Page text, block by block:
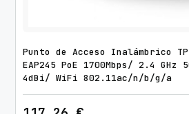
Punto de Acceso Inalámbrico
EAP245 PoE 1700Mbps/ 2.4 GHz
4dBi/ WiFi 802.11ac/n/b/g/a